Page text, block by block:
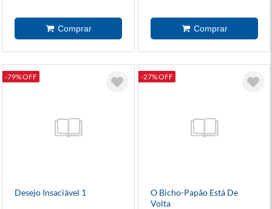
-79% OFF
Desejo Insaciável 1
-27% OFF
O Bicho-Papão Está De
Volta